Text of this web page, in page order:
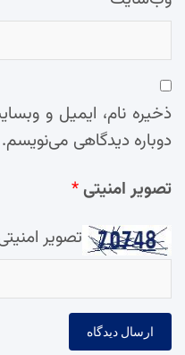
ذخیره نام، ایمیل و
دوباره دیدگاهی می‌نویسم.
تصویر امنیتی*
تصویر